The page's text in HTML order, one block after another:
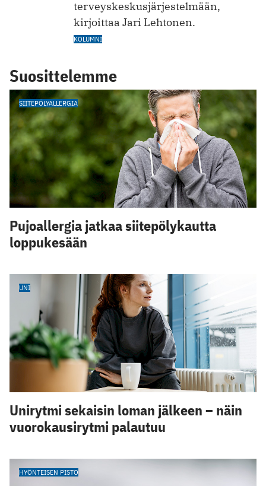
terveyskeskusjärjestelmään,
kirjoittaa Jari Lehtonen.
KOLUMNI
Suosittelemme
SIITEPÖLYALLERGIA
Pujoallergia jatkaa siitepölykautta
loppukesään
UNI
Unirytmi sekaisin loman jälkeen – näin
vuorokausirytmi palautuu
HYÖNTEISEN PISTO